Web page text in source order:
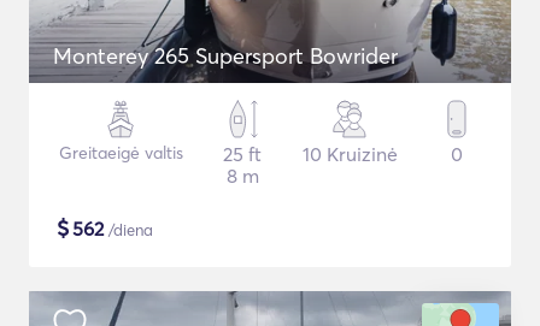
Monterey 265 Supersport Bowrider
Greitaeigė valtis
25 ft
8 m
10 Kruizinė 0
$562/diena